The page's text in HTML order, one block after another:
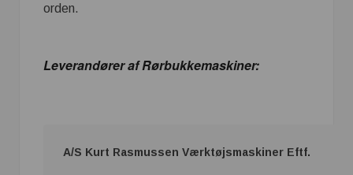
orden.
Leverandører af Rørbukkemaskiner:
A/S Kurt Rasmussen Værktøjsmaskiner Eftf.